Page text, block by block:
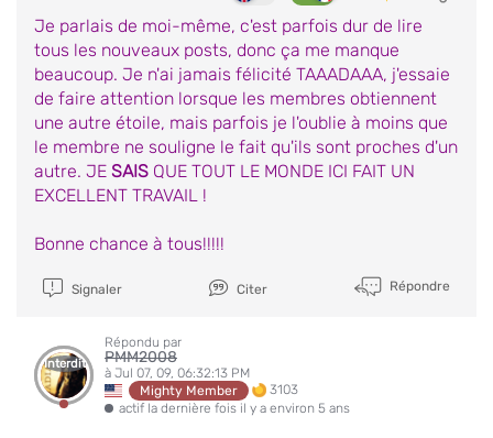
Je parlais de moi-même, c'est parfois dur de lire
tous les nouveaux posts, donc ça me manque
beaucoup. Je n'ai jamais félicité TAAADAAA, j'essaie
de faire attention lorsque les membres obtiennent
une autre étoile, mais parfois je l'oublie à moins que
le membre ne souligne le fait qu'ils sont proches d'un
autre. JE SAIS QUE TOUT LE MONDE ICI FAIT UN
EXCELLENT TRAVAIL !
Bonne chance à tous!!!!!
Signaler Citer Répondre
Interdit
Répondu par
PMM2008
à Jul 07, 09, 06:32:13 PM
Mighty Member
3103
actif la dernière fois il y a environ 5 ans